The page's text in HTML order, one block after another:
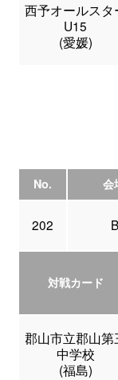
西予オールスタ
U15
(愛媛)
No. 会
202
対戦カード
郡山市立郡山第
中学校
(福島)